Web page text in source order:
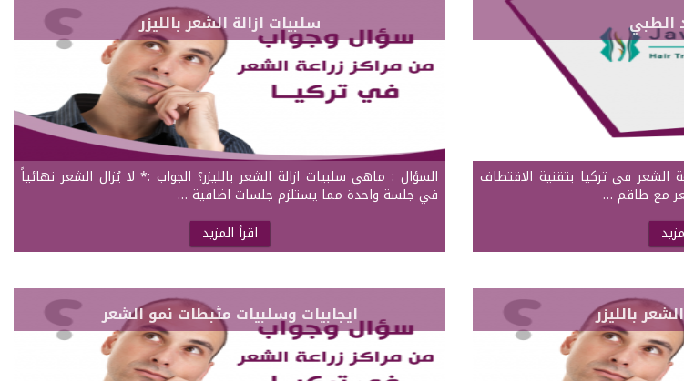
الطبي
الشعر في تركيا بتقنية الاقتطاف
سلبيات ازالة الشعر بالليزر
السؤال : ماهي سلبيات ازالة الشعر بالليزر؟ الجواب :* لا يُزال الشعر نهائياً
في جلسة واحدة مما يستلزم جلسات اضافية …
اقرأ المزيد
بالليزر ايجابيات وسلبيات مثبطات نمو الشعر